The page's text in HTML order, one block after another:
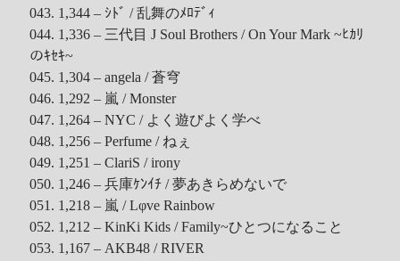
043. 1,344 – ｼﾄﾞ / 乱舞のﾒﾛﾃﾞｨ
044. 1,336 – 三代目 J Soul Brothers / On Your Mark ~ﾋｶﾘ
のｷｾｷ~
045. 1,304 – angela / 蒼穹
046. 1,292 – 嵐 / Monster
047. 1,264 – NYC / よく遊びよく学べ
048. 1,256 – Perfume / ねぇ
049. 1,251 – ClariS / irony
050. 1,246 – 兵庫ｹﾝｲﾁ / 夢あきらめないで
051. 1,218 – 嵐 / Lφve Rainbow
052. 1,212 – KinKi Kids / Family~ひとつになること
053. 1,167 – AKB48 / RIVER